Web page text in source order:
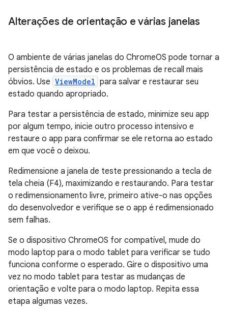
Alterações de orientação e várias janelas
O ambiente de várias janelas do ChromeOS pode tornar a
persistência de estado e os problemas de recall mais
óbvios. Use ViewModel para salvar e restaurar seu
estado quando apropriado.
Para testar a persistência de estado, minimize seu app
por algum tempo, inicie outro processo intensivo e
restaure o app para confirmar se ele retorna ao estado
em que você o deixou.
Redimensione a janela de teste pressionando a tecla de
tela cheia (F4), maximizando e restaurando. Para testar
o redimensionamento livre, primeiro ative-o nas opções
do desenvolvedor e verifique se o app é redimensionado
sem falhas.
Se o dispositivo ChromeOS for compatível, mude do
modo laptop para o modo tablet para verificar se tudo
funciona conforme o esperado. Gire o dispositivo uma
vez no modo tablet para testar as mudanças de
orientação e volte para o modo laptop. Repita essa
etapa algumas vezes.